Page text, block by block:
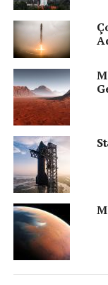
Senin
KATEGORİLER:
SPACEX'IN CEO'SU
UZAY ISTASYONU
SONRAKI
ABD Hükumeti